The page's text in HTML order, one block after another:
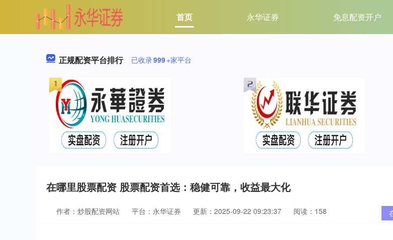
首页 永华证券 免息配资开户
正规配资平台排行 已收录999+家平台
在哪里股票配资 股票配资首选：稳健可靠，收益最大化
作者：炒股配资网站 平台：永华证券 更新：2025-09-22 09:23:37 阅读：158